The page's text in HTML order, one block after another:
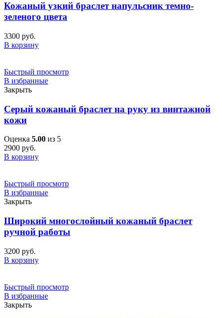
Кожаный узкий браслет напульсник темно-
зеленого цвета
3300 руб.
В корзину
Быстрый просмотр
В избранные
Закрыть
Серый кожаный браслет на руку из винтажной
кожи
Оценка 5.00 из 5
2900 руб.
В корзину
Быстрый просмотр
В избранные
Закрыть
Широкий многослойный кожаный браслет
ручной работы
3200 руб.
В корзину
Быстрый просмотр
В избранные
Закрыть